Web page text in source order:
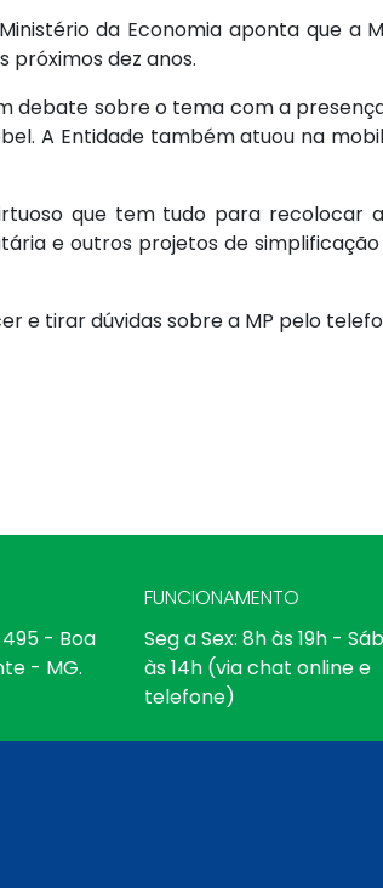
da Economia aponta que
próximos dez anos.
debate sobre o tema com a
A Entidade também atuou na
que tem tudo para recolocar
e outros projetos de
e tirar dúvidas sobre a MP pelo
495 - Boa
- MG.
FUNCIONAMENTO
Seg a Sex: 8h às 19h -
às 14h (via chat online e
telefone)